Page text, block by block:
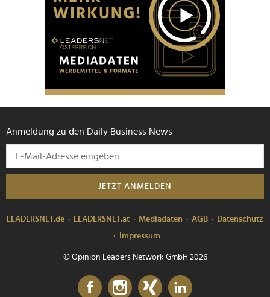
Anmeldung zu den Daily Business News
JETZT ANMELDEN
LEADERSNET.de LEADERSNET.at Mediadaten AGB
Datenschutz
Impressum
© Opinion Leaders Network GmbH 2026